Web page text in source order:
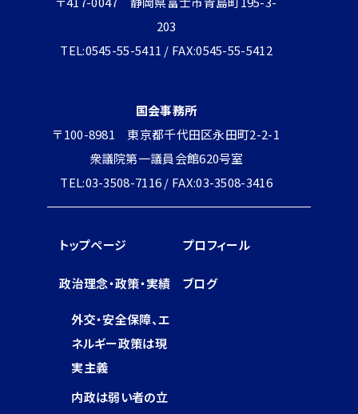
203
TEL:0545-55-5411 / FAX:0545-55-5412
国会事務所
〒100-8981 東京都千代田区永田町2-2-1
衆議院第一議員会館620号室
TEL:03-3508-7116 / FAX:03-3508-3416
トップページ プロフィール
政治理念・政策・実績
外交・安全保障、エ
ネルギー政策は現
実主義
内政は弱い者の立
ブログ